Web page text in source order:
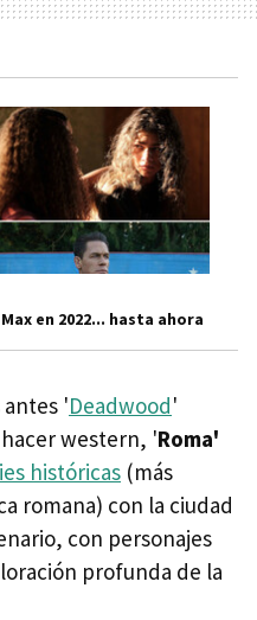
en 2022... hasta ahora
antes 'Deadwood'
western, 'Roma'
históricas (más
romana) con la ciudad
con personajes
profunda de la